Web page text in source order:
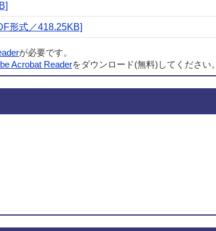
形式／418.25KB]
が必要です。
Acrobat Readerをダウンロード(無料)してください。